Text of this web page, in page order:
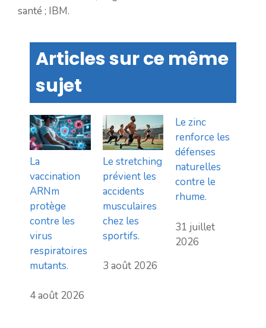
santé ; IBM.
Articles sur ce même
sujet
La
vaccination
ARNm
protège
contre les
virus
respiratoires
mutants.
4 août 2026
Le stretching
prévient les
accidents
musculaires
chez les
sportifs.
3 août 2026
Le zinc
renforce les
défenses
naturelles
contre le
rhume.
31 juillet
2026